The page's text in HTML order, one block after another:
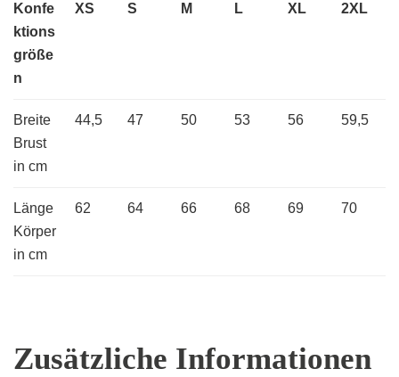
Konfe
ktions
größe
n
XS S M L XL 2XL
Breite
Brust
in cm
44,5 47 50 53 56 59,5
Länge
Körper
in cm
62 64 66 68 69 70
Zusätzliche Informationen